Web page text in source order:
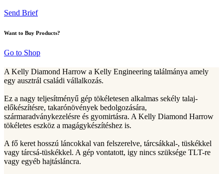
Send Brief
Want to Buy Products?
Go to Shop
A Kelly Diamond Harrow a Kelly Engineering találmánya amely
egy ausztrál családi vállalkozás.
Ez a nagy teljesítményű gép tökéletesen alkalmas sekély talaj-
előkészítésre, takarónövények bedolgozására,
szármaradványkezelésre és gyomirtásra. A Kelly Diamond Harrow
tökéletes eszköz a magágykészítéshez is.
A fő keret hosszú láncokkal van felszerelve, tárcsákkal-, tüskékkel
vagy tárcsá-tüskékkel. A gép vontatott, igy nincs szüksége TLT-re
vagy egyéb hajtásláncra.